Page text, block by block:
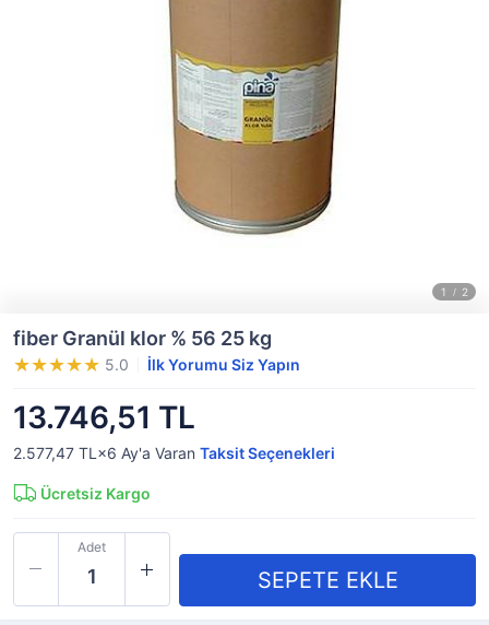
fiber Granül klor % 56 25 kg
5.0 İlk Yorumu Siz Yapın
13.746,51 TL
2.577,47 TL×6 Ay'a Varan Taksit Seçenekleri
Ücretsiz Kargo
Adet